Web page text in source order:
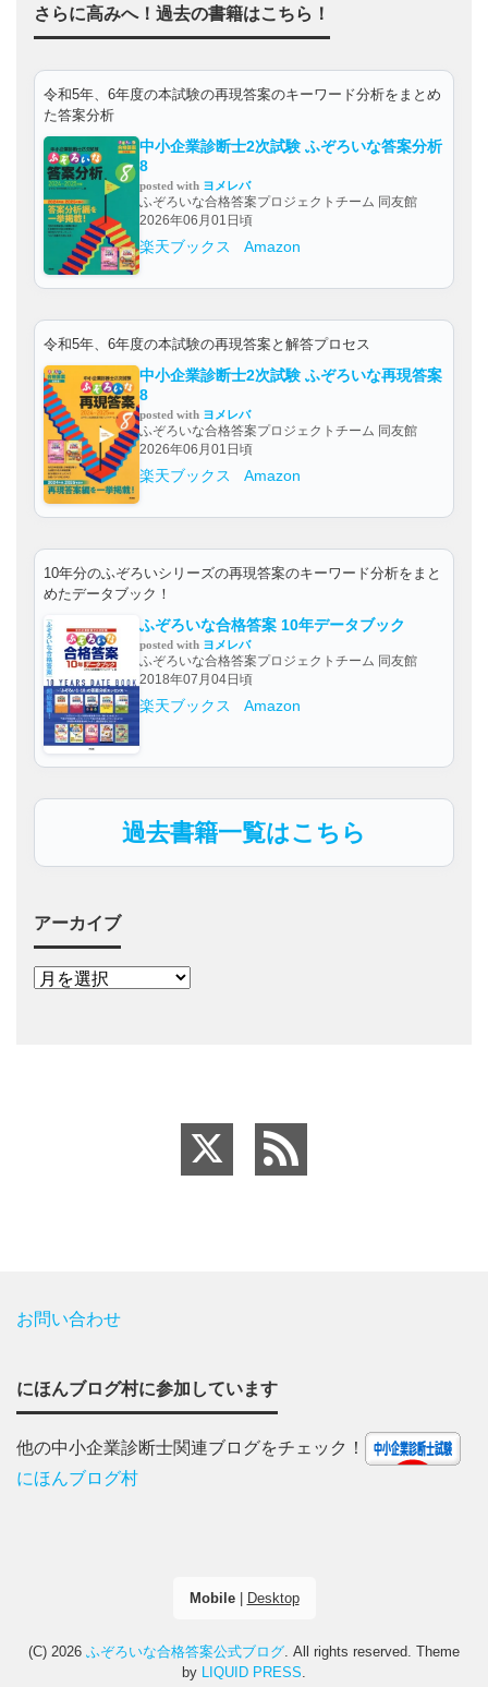
さらに高みへ！過去の書籍はこちら！
令和5年、6年度の本試験の再現答案のキーワード分析をまとめ
た答案分析
中小企業診断士2次試験 ふぞろいな答案分析
8
posted with ヨメレバ
ふぞろいな合格答案プロジェクトチーム 同友館
2026年06月01日頃
楽天ブックス Amazon
令和5年、6年度の本試験の再現答案と解答プロセス
中小企業診断士2次試験 ふぞろいな再現答案
8
posted with ヨメレバ
ふぞろいな合格答案プロジェクトチーム 同友館
2026年06月01日頃
楽天ブックス Amazon
10年分のふぞろいシリーズの再現答案のキーワード分析をまと
めたデータブック！
ふぞろいな合格答案 10年データブック
posted with ヨメレバ
ふぞろいな合格答案プロジェクトチーム 同友館
2018年07月04日頃
楽天ブックス Amazon
過去書籍一覧はこちら
アーカイブ
お問い合わせ
にほんブログ村に参加しています
他の中小企業診断士関連ブログをチェック！
にほんブログ村
Mobile| Desktop
(C) 2026 ふぞろいな合格答案公式ブログ. All rights reserved. Theme
by LIQUID PRESS.